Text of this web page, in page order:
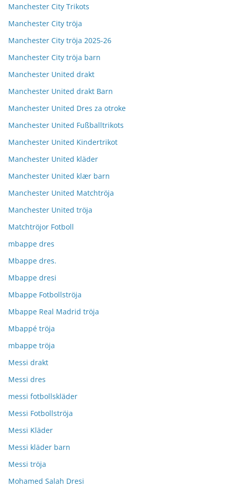
Manchester City Trikots
Manchester City tröja
Manchester City tröja 2025-26
Manchester City tröja barn
Manchester United drakt
Manchester United drakt Barn
Manchester United Dres za otroke
Manchester United Fußballtrikots
Manchester United Kindertrikot
Manchester United kläder
Manchester United klær barn
Manchester United Matchtröja
Manchester United tröja
Matchtröjor Fotboll
mbappe dres
Mbappe dres.
Mbappe dresi
Mbappe Fotbollströja
Mbappe Real Madrid tröja
Mbappé tröja
mbappe tröja
Messi drakt
Messi dres
messi fotbollskläder
Messi Fotbollströja
Messi Kläder
Messi kläder barn
Messi tröja
Mohamed Salah Dresi